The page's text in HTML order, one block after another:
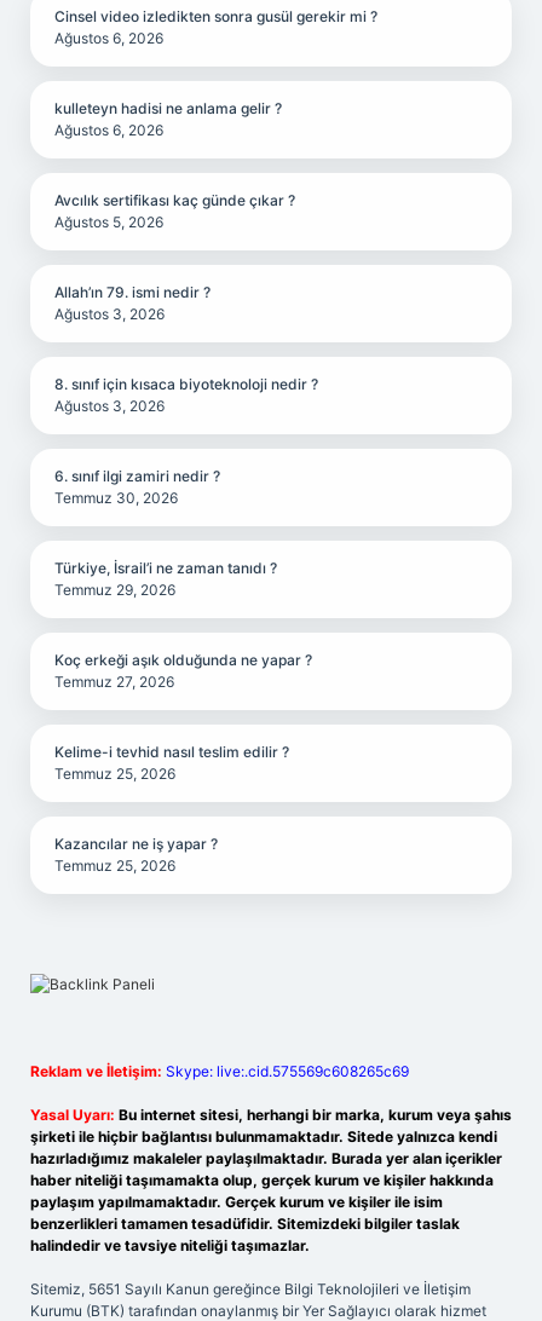
Cinsel video izledikten sonra gusül gerekir mi ?
Ağustos 6, 2026
kulleteyn hadisi ne anlama gelir ?
Ağustos 6, 2026
Avcılık sertifikası kaç günde çıkar ?
Ağustos 5, 2026
Allah’ın 79. ismi nedir ?
Ağustos 3, 2026
8. sınıf için kısaca biyoteknoloji nedir ?
Ağustos 3, 2026
6. sınıf ilgi zamiri nedir ?
Temmuz 30, 2026
Türkiye, İsrail’i ne zaman tanıdı ?
Temmuz 29, 2026
Koç erkeği aşık olduğunda ne yapar ?
Temmuz 27, 2026
Kelime-i tevhid nasıl teslim edilir ?
Temmuz 25, 2026
Kazancılar ne iş yapar ?
Temmuz 25, 2026
Reklam ve İletişim: Skype: live:.cid.575569c608265c69
Yasal Uyarı: Bu internet sitesi, herhangi bir marka, kurum veya şahıs
şirketi ile hiçbir bağlantısı bulunmamaktadır. Sitede yalnızca kendi
hazırladığımız makaleler paylaşılmaktadır. Burada yer alan içerikler
haber niteliği taşımamakta olup, gerçek kurum ve kişiler hakkında
paylaşım yapılmamaktadır. Gerçek kurum ve kişiler ile isim
benzerlikleri tamamen tesadüfidir. Sitemizdeki bilgiler taslak
halindedir ve tavsiye niteliği taşımazlar.
Sitemiz, 5651 Sayılı Kanun gereğince Bilgi Teknolojileri ve İletişim
Kurumu (BTK) tarafından onaylanmış bir Yer Sağlayıcı olarak hizmet